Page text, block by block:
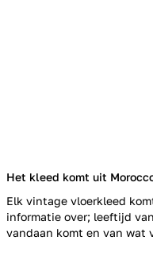
Het kleed komt uit
Elk vintage vloerkleed
informatie over; leeftijd
vandaan komt en van wat